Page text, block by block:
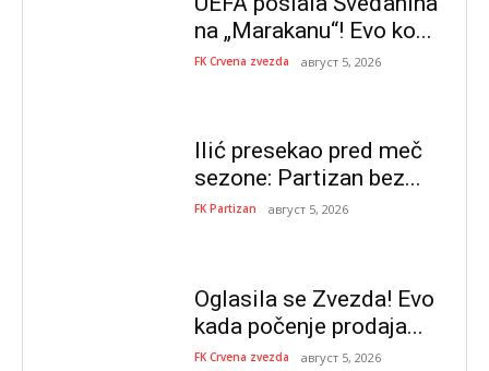
na „Marakanu“! Evo ko...
FK Crvena zvezda август 5, 2026
Ilić presekao pred meč
sezone: Partizan bez...
FK Partizan август 5, 2026
Oglasila se Zvezda! Evo
kada počenje prodaja...
FK Crvena zvezda август 5, 2026